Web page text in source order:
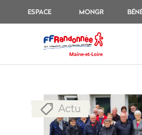
ESPACE
FÉDÉRAL
MONGR
Actu